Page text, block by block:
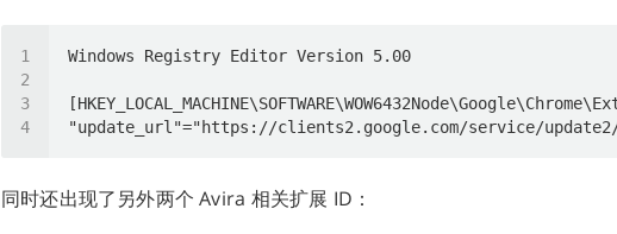
同时还出现了另外两个 Avira 相关扩展 ID：